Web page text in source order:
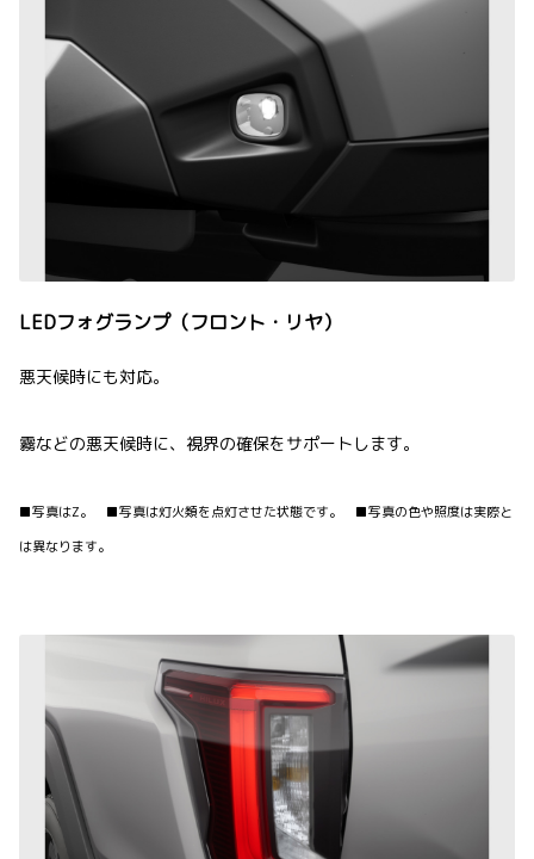
LEDフォグランプ（フロント・リヤ）
悪天候時にも対応。
霧などの悪天候時に、視界の確保をサポートします。
■写真はZ。 ■写真は灯火類を点灯させた状態です。 ■写真の色や照度は実際と
は異なります。